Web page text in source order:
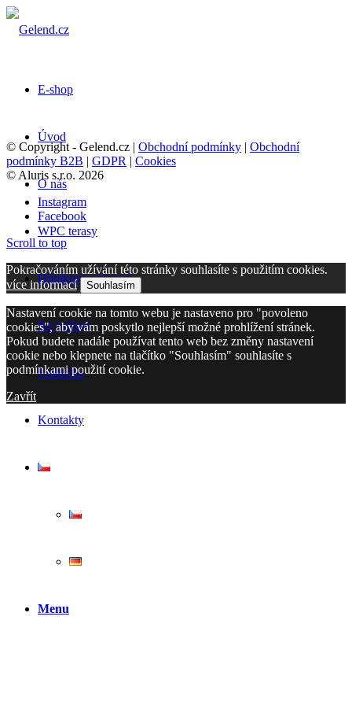
E-shop
Úvod
O nás
WPC terasy
Hliníkové oplocení
Ke stažení
Poptávka
Kontakty
Menu
© Copyright - Gelend.cz | Obchodní podmínky | Obchodní
podmínky B2B | GDPR | Cookies
© Aluris s.r.o. 2026
Instagram
Facebook
Scroll to top
Pokračováním užívání této stránky souhlasíte s použitím cookies.
více informací
Souhlasím
Nastavení cookie na tomto webu je nastaveno pro "povoleno
cookies", aby vám poskytlo nejlepší možné prohlížení stránek.
Pokud budete nadále používat tento web bez změny nastavení
cookie nebo klepnete na tlačítko "Souhlasím" souhlasíte s
podmínkami použití cookie.
Zavřít